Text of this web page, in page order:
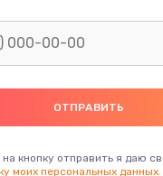
кнопку отправить я даю
моих персональных данных.